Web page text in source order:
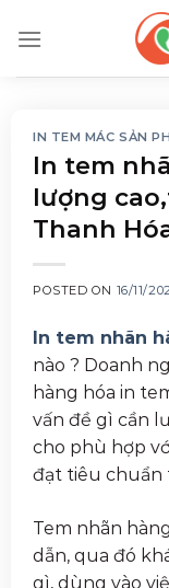
IN TEM MÁC SẢN
In tem
lượng
Thanh
POSTED ON 16/11/
In tem nhãn
nào ? Doanh
hàng hóa in
vấn đề gì cần
cho phù hợp
đạt tiêu chuẩn
Tem nhãn
dẫn, qua đó
gì, dùng vào